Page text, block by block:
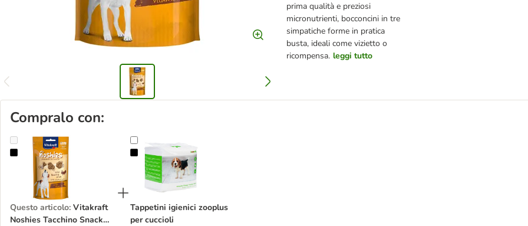
prima qualità e preziosi
micronutrienti, bocconcini in tre
simpatiche forme in pratica
busta, ideali come vizietto o
ricompensa. leggi tutto
Compralo con:
Vitakraft Noshies Tacchino Snack per cane
Questo articolo: Vitakraft
Noshies Tacchino Snack
Tappetini igienici zooplus per cuccioli
Tappetini igienici zooplus
per cuccioli